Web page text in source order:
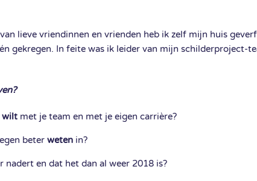
van lieve vriendinnen en vrienden heb ik zelf mijn huis
gekregen. In feite was ik leider van mijn schilderproject-
wilt met je team en met je eigen carrière?
beter weten in?
nadert en dat het dan al weer 2018 is?